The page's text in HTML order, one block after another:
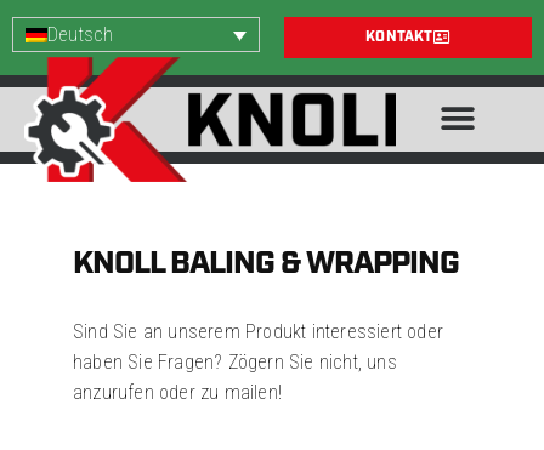
Deutsch KONTAKT
KNOLL BALING & WRAPPING
Sind Sie an unserem Produkt interessiert oder
haben Sie Fragen? Zögern Sie nicht, uns
anzurufen oder zu mailen!